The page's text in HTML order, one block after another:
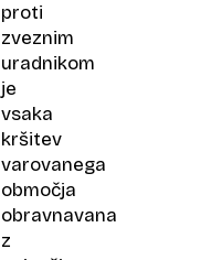
proti
zveznim
uradnikom
je
vsaka
kršitev
varovanega
območja
obravnavana
z